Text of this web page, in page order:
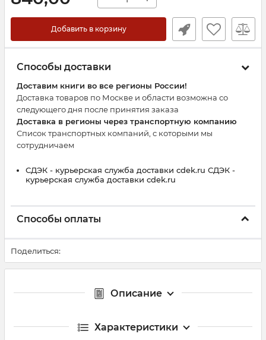
Добавить в корзину
Способы доставки
Доставим книги во все регионы России!
Доставка товаров по Москве и области возможна со
следующего дня после принятия заказа
Доставка в регионы через транспортную компанию
Список транспортных компаний, с которыми мы
сотрудничаем
СДЭК - курьерская служба доставки cdek.ru СДЭК -
курьерская служба доставки cdek.ru
Способы оплаты
Поделиться:
Описание
Характеристики